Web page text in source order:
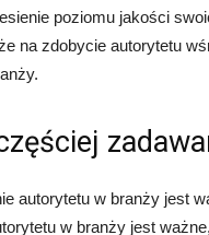
poziomu jakości
na zdobycie autorytetu
autorytetu w branży jest
w branży jest